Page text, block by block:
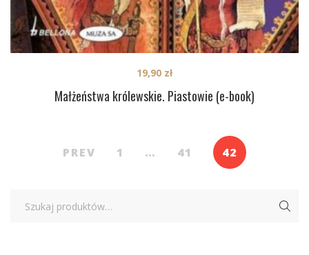
Małżeństwa królewskie. Piastowie (e-book)
19,90 zł
PREV 1 … 41 42